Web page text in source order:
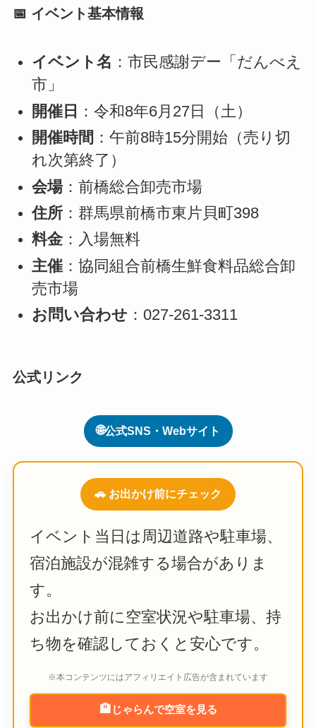
📅 イベント基本情報
イベント名 ：市民感謝デー「だんべえ
市」
開催日 ：令和8年6月27日（土）
開催時間 ：午前8時15分開始（売り切
れ次第終了）
会場：前橋総合卸売市場
住所：群馬県前橋市東片貝町398
料金：入場無料
主催：協同組合前橋生鮮食料品総合卸
売市場
お問い合わせ ：027-261-3311
公式リンク
🌐公式SNS・Webサイト
🚗 お出かけ前にチェック
イベント当日は周辺道路や駐車場、
宿泊施設が混雑する場合がありま
す。
お出かけ前に空室状況や駐車場、持
ち物を確認しておくと安心です。
※本コンテンツにはアフィリエイト広告が含まれています
🏨 じゃらんで空室を見る